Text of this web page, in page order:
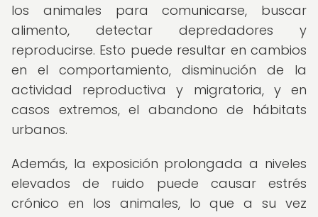
los animales para comunicarse, buscar
alimento, detectar depredadores y
reproducirse. Esto puede resultar en cambios
en el comportamiento, disminución de la
actividad reproductiva y migratoria, y en
casos extremos, el abandono de hábitats
urbanos.
Además, la exposición prolongada a niveles
elevados de ruido puede causar estrés
crónico en los animales, lo que a su vez